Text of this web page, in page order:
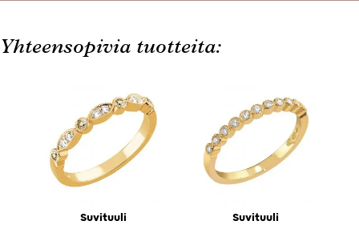
Yhteensopivia tuotteita:
Suvituuli
Suvituuli